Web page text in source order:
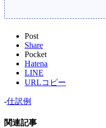
Post
Share
Pocket
Hatena
LINE
URLコピー
-仕訳例
関連記事